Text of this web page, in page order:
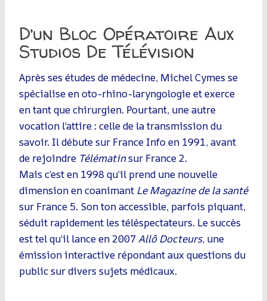
D’un Bloc Opératoire Aux
Studios De Télévision
Après ses études de médecine, Michel Cymes se
spécialise en oto-rhino-laryngologie et exerce
en tant que chirurgien. Pourtant, une autre
vocation l’attire : celle de la transmission du
savoir. Il débute sur France Info en 1991, avant
de rejoindre Télématinsur France 2.
Mais c’est en 1998 qu’il prend une nouvelle
dimension en coanimant Le Magazine de la santé
sur France 5. Son ton accessible, parfois piquant,
séduit rapidement les téléspectateurs. Le succès
est tel qu’il lance en 2007 Allô Docteurs, une
émission interactive répondant aux questions du
public sur divers sujets médicaux.